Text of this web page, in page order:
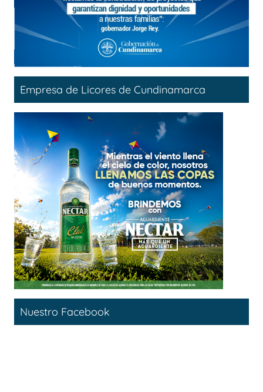
Empresa de Licores de Cundinamarca
Nuestro Facebook